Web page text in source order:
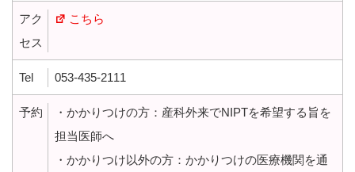
アク
セス
こちら
Tel 053-435-2111
予約
・かかりつけの方：産科外来でNIPTを希望する旨を
担当医師へ
・かかりつけ以外の方：かかりつけの医療機関を通